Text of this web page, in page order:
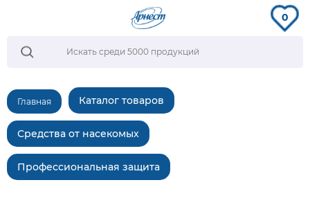
0
Главная Каталог товаров
Средства от насекомых
Профессиональная защита